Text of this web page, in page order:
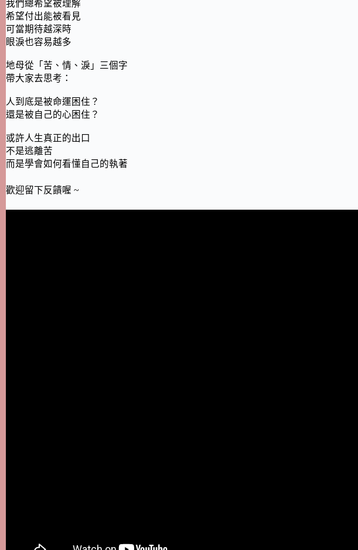
我們總希望被理解
希望付出能被看見
可當期待越深時
眼淚也容易越多
地母從「苦、情、淚」三個字
帶大家去思考：
人到底是被命運困住？
還是被自己的心困住？
或許人生真正的出口
不是逃離苦
而是學會如何看懂自己的執著
歡迎留下反饋喔 ~